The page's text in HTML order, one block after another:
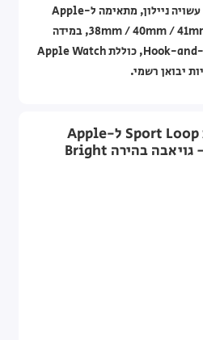
Guava, מסוג Sport Loop עשויה ניילון, מתאימה ל-Apple
Watch בגדלים ‎38mm / 40mm / 41mm / 42mm‎, במידה
‎One Size‎ עם סגירת Hook-and-loop, כוללת Apple Watch
מפרט טכני רצועת Sport Loop ל-Apple
Watch ‎42mm‎ — גויאבה בהירה Bright